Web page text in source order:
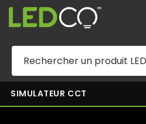
SIMULATEUR CCT
ESCALIER INTÉRIEUR — 3000K —